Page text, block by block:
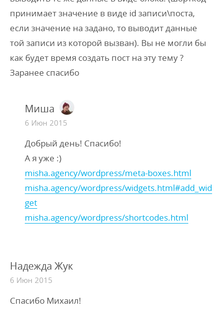
принимает значение в виде id записи\поста,
если значение на задано, то выводит данные
той записи из которой вызван). Вы не могли бы
как будет время создать пост на эту тему ?
Заранее спасибо
Миша
6 Июн 2015
Добрый день! Спасибо!
А я уже :)
misha.agency/wordpress/meta-boxes.html
misha.agency/wordpress/widgets.html#add_wid
get
misha.agency/wordpress/shortcodes.html
Надежда Жук
6 Июн 2015
Спасибо Михаил!